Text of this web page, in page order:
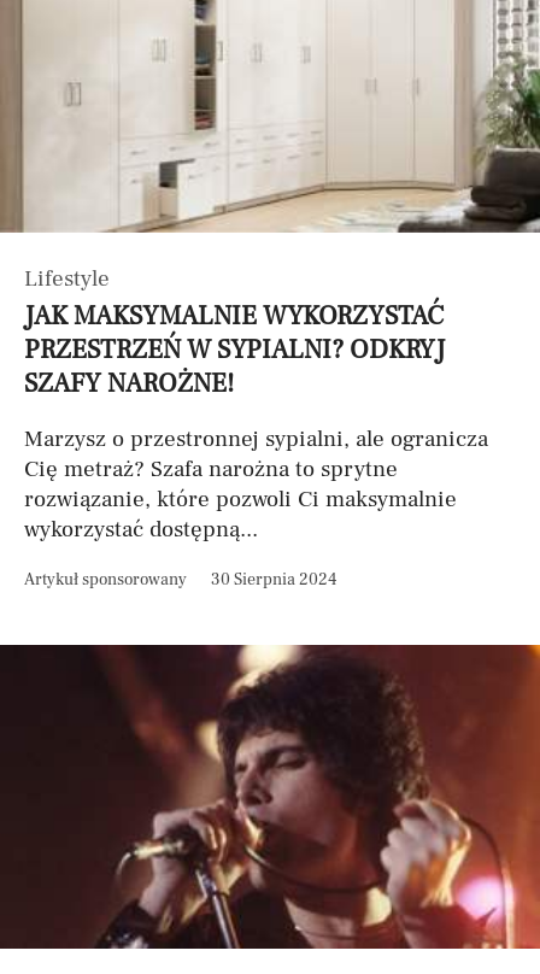
Lifestyle
JAK MAKSYMALNIE WYKORZYSTAĆ
PRZESTRZEŃ W SYPIALNI? ODKRYJ
SZAFY NAROŻNE!
Marzysz o przestronnej sypialni, ale ogranicza
Cię metraż? Szafa narożna to sprytne
rozwiązanie, które pozwoli Ci maksymalnie
wykorzystać dostępną...
Artykuł sponsorowany 30 Sierpnia 2024